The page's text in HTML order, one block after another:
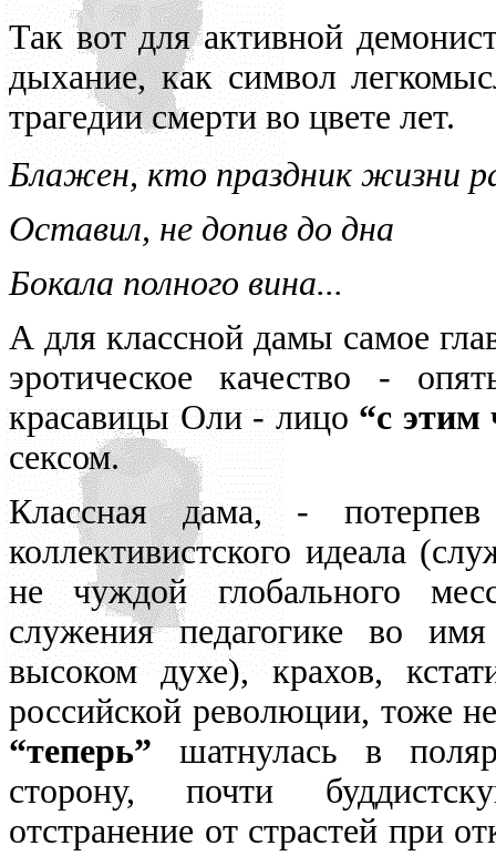
Так вот для активной
дыхание, как символ
трагедии смерти во цвете лет.
Блажен, кто праздник жизни
Оставил, не допив до дна
Бокала полного вина...
А для классной дамы самое
эротическое качество -
красавицы Оли - лицо “с этим
сексом.
Классная дама, - потерпев
коллективистского идеала
не чуждой глобального
служения педагогике во
высоком духе), крахов,
российской революции, тоже
“теперь” шатнулась в
сторону, почти
отстранение от страстей при